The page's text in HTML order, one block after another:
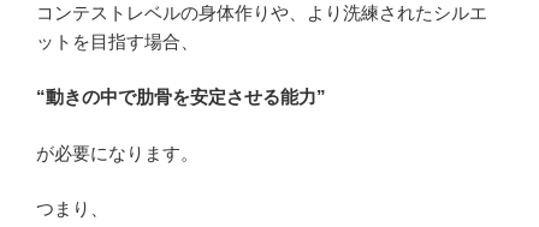
コンテストレベルの身体作りや、より洗練されたシルエ
ットを目指す場合、
“動きの中で肋骨を安定させる能力”
が必要になります。
つまり、